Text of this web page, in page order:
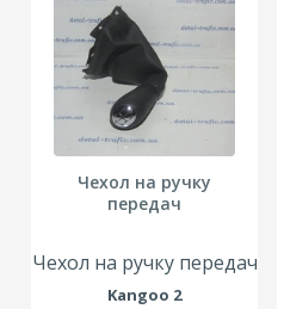
Чехол на ручку
передач
Чехол на ручку передач
Kangoo 2